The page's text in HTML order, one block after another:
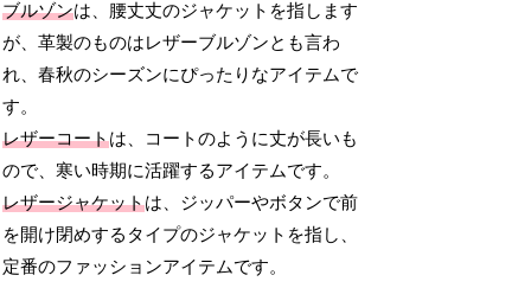
ブルゾンは、腰丈丈のジャケットを指します
が、革製のものはレザーブルゾンとも言わ
れ、春秋のシーズンにぴったりなアイテムで
す。
レザーコートは、コートのように丈が長いも
ので、寒い時期に活躍するアイテムです。
レザージャケットは、ジッパーやボタンで前
を開け閉めするタイプのジャケットを指し、
定番のファッションアイテムです。